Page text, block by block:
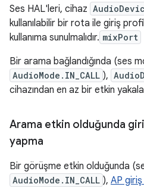
Ses HAL'leri, cihaz
kullanılabilir bir rota ile giriş
kullanıma sunulmalıdır. mixPort
Bir arama bağlandığında (ses
AudioMode.IN_CALL ),
cihazından en az bir etkin
Arama etkin olduğunda
yapma
Bir görüşme etkin olduğunda
AudioMode.IN_CALL ), AP giriş